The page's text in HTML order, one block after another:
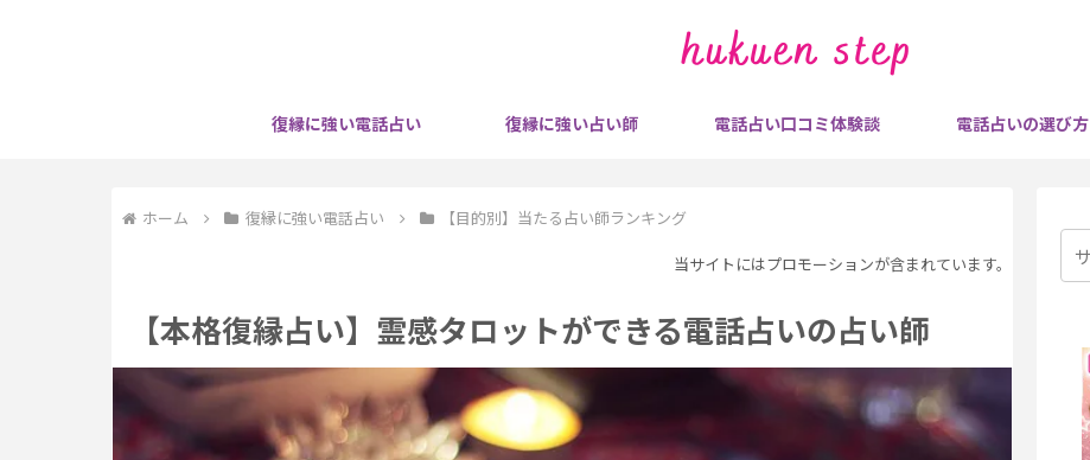
復縁に強い電話占い 復縁に強い占い師 電話占い口コミ体験談 電話占いの選び方
ホーム 復縁に強い電話占い 【目的別】当たる占い師ランキング
当サイトにはプロモーションが含まれています。
【本格復縁占い】霊感タロットができる電話占いの占い師